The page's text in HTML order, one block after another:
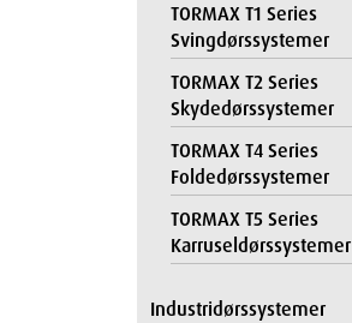
TORMAX T1 Series
Svingdørssystemer
TORMAX T2 Series
Skydedørssystemer
TORMAX T4 Series
Foldedørssystemer
TORMAX T5 Series
Karruseldørssystemer
Industridørssystemer